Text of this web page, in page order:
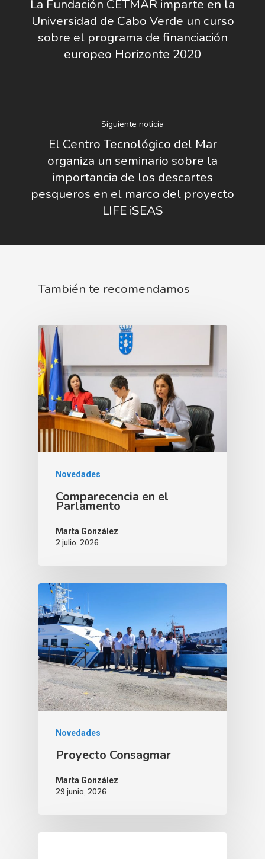
La Fundación CETMAR imparte en la
Universidad de Cabo Verde un curso
sobre el programa de financiación
europeo Horizonte 2020
Siguiente noticia
El Centro Tecnológico del Mar
organiza un seminario sobre la
importancia de los descartes
pesqueros en el marco del proyecto
LIFE iSEAS
También te recomendamos
Novedades
Comparecencia en el
Parlamento
Marta González
2 julio, 2026
Novedades
Proyecto Consagmar
Marta González
29 junio, 2026
Nosotros
Organización
Identidad Corporativa
Manual De Identidad
Corporativa
Logo CETMAR
Contacto
Novedades
Centro De
Boletín De Noticias
Contratación
Empleo
Licitaciones
Gobierno
Plan De Igualdad